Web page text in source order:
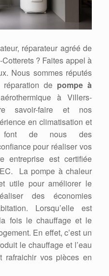
réparateur agréé de
? Faites appel à
Nous sommes réputés
de pompe à
à Villers-
savoir-faire et nos
en climatisation et
font de nous des
pour réaliser vos
entreprise est certifiée
La pompe à chaleur
utile pour améliorer le
des économies
Lorsqu’elle est
fois le chauffage et le
En effet, c’est un
le chauffage et l’eau
rafraichir vos pièces en